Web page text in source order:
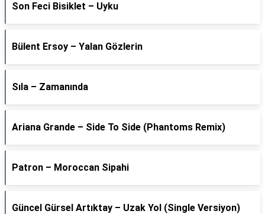
Son Feci Bisiklet – Uyku
Bülent Ersoy – Yalan Gözlerin
Sıla – Zamanında
Ariana Grande – Side To Side (Phantoms Remix)
Patron – Moroccan Sipahi
Güncel Gürsel Artıktay – Uzak Yol (Single Versiyon)